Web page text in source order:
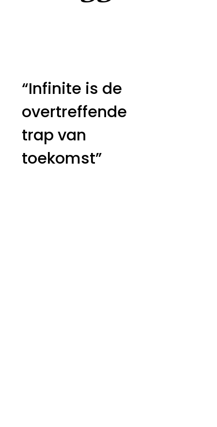
“Infinite is de
overtreffende
trap van
toekomst”